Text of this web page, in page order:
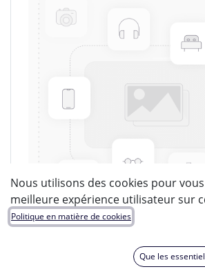
Nous utilisons des cookies pour
meilleure expérience utilisateur sur
Politique en matière de cookies
Que les